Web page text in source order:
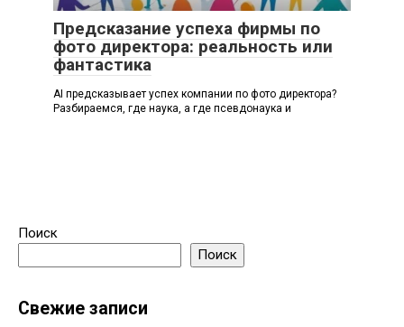
Предсказание успеха фирмы по
фото директора: реальность или
фантастика
AI предсказывает успех компании по фото директора?
Разбираемся, где наука, а где псевдонаука и
Поиск
Поиск
Свежие записи